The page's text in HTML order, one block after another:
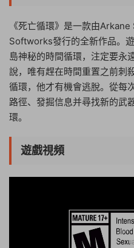
《死亡循環》是一款由
Softworks發行的全新作品。
島神秘的時間循環，注定要永
說，唯有趕在時間重置之前刺
循環，他才有機會逃脫。從每
路徑、發掘信息并尋找新的武
環。
遊戲視頻